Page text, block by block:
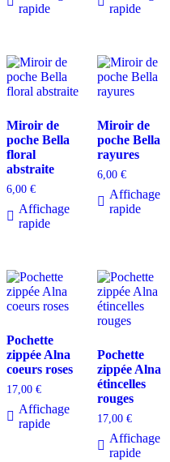
rapide
rapide
Miroir de
poche Bella
floral
abstraite
6,00 €
Affichage
rapide
Miroir de
poche Bella
rayures
6,00 €
Affichage
rapide
Pochette
zippée Alna
coeurs roses
17,00 €
Affichage
rapide
Pochette
zippée Alna
étincelles
rouges
17,00 €
Affichage
rapide